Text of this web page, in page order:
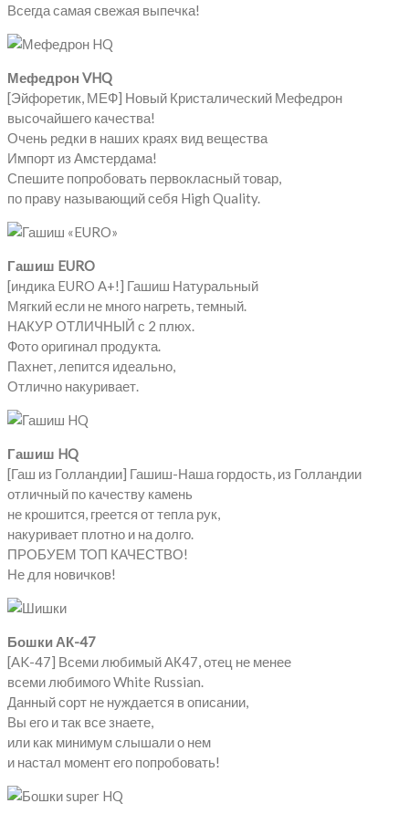
Всегда самая свежая выпечка!
Мефедрон VHQ
[Эйфоретик, МЕФ] Новый Кристалический Мефедрон
высочайшего качества!
Очень редки в наших краях вид вещества
Импорт из Амстердама!
Спешите попробовать первокласный товар,
по праву называющий себя High Quality.
Гашиш EURO
[индика EURO A+!] Гашиш Натуральный
Мягкий если не много нагреть, темный.
НАКУР ОТЛИЧНЫЙ с 2 плюх.
Фото оригинал продукта.
Пахнет, лепится идеально,
Отлично накуривает.
Гашиш HQ
[Гаш из Голландии] Гашиш-Наша гордость, из Голландии
отличный по качеству камень
не крошится, греется от тепла рук,
накуривает плотно и на долго.
ПРОБУЕМ ТОП КАЧЕСТВО!
Не для новичков!
Бошки АК-47
[AK-47] Всеми любимый АК47, отец не менее
всеми любимого White Russian.
Данный сорт не нуждается в описании,
Вы его и так все знаете,
или как минимум слышали о нем
и настал момент его попробовать!